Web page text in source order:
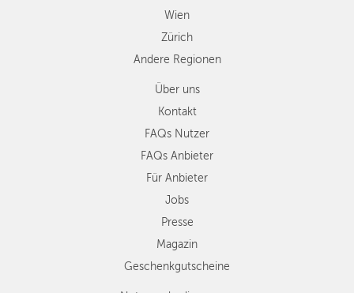
Wien
Zürich
Andere Regionen
Über uns
Kontakt
FAQs Nutzer
FAQs Anbieter
Für Anbieter
Jobs
Presse
Magazin
Geschenkgutscheine